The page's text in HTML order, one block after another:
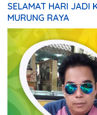
SELAMAT HARI JADI
MURUNG RAYA